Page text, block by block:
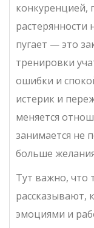
растерянности
пугает — это
тренировки
ошибки и
истерик и
меняется
занимается не
больше
Тут важно, что
рассказывают,
эмоциями и